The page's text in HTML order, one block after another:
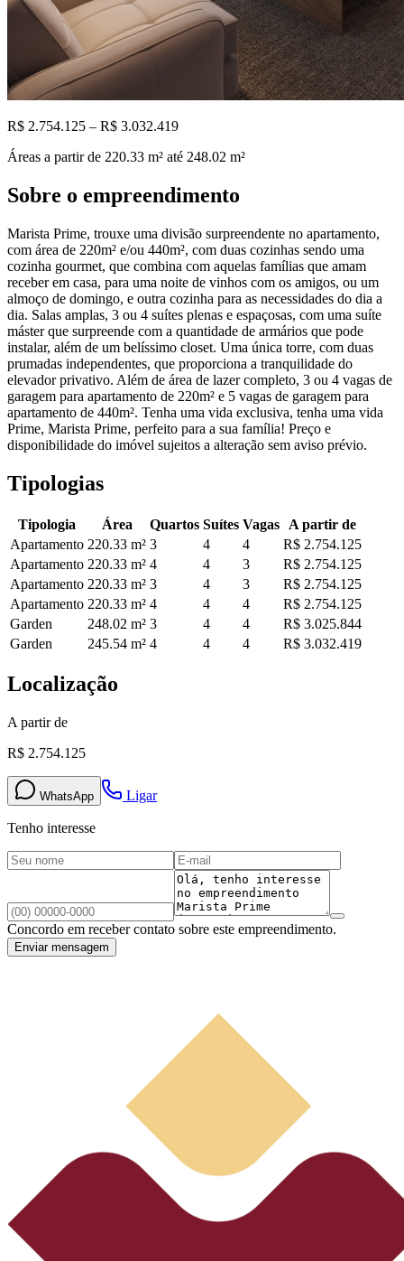
R$ 2.754.125 – R$ 3.032.419
Áreas a partir de 220.33 m² até 248.02 m²
Sobre o empreendimento
Marista Prime, trouxe uma divisão surpreendente no apartamento,
com área de 220m² e/ou 440m², com duas cozinhas sendo uma
cozinha gourmet, que combina com aquelas famílias que amam
receber em casa, para uma noite de vinhos com os amigos, ou um
almoço de domingo, e outra cozinha para as necessidades do dia a
dia. Salas amplas, 3 ou 4 suítes plenas e espaçosas, com uma suíte
máster que surpreende com a quantidade de armários que pode
instalar, além de um belíssimo closet. Uma única torre, com duas
prumadas independentes, que proporciona a tranquilidade do
elevador privativo. Além de área de lazer completo, 3 ou 4 vagas de
garagem para apartamento de 220m² e 5 vagas de garagem para
apartamento de 440m². Tenha uma vida exclusiva, tenha uma vida
Prime, Marista Prime, perfeito para a sua família! Preço e
disponibilidade do imóvel sujeitos a alteração sem aviso prévio.
Tipologias
Tipologia Área Quartos Suítes Vagas
A partir de
Apartamento 220.33 m² 3 4 4
R$ 2.754.125
Apartamento 220.33 m² 4 4 3
R$ 2.754.125
Apartamento 220.33 m² 3 4 3
R$ 2.754.125
Apartamento 220.33 m² 4 4 4
R$ 2.754.125
Garden
248.02 m² 3 4 4
R$ 3.025.844
Garden
245.54 m² 4 4 4 R$ 3.032.419
Localização
A partir de
R$ 2.754.125
WhatsApp Ligar
Tenho interesse
Concordo em receber contato sobre este empreendimento.
Enviar mensagem